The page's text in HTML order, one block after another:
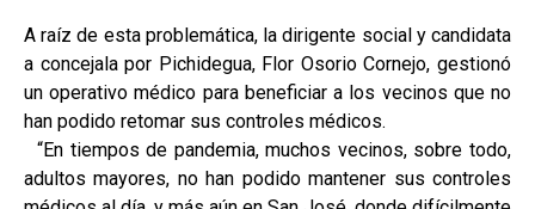
A raíz de esta problemática, la dirigente social y candidata
a concejala por Pichidegua, Flor Osorio Cornejo, gestionó
un operativo médico para beneficiar a los vecinos que no
han podido retomar sus controles médicos.
“En tiempos de pandemia, muchos vecinos, sobre todo,
adultos mayores, no han podido mantener sus controles